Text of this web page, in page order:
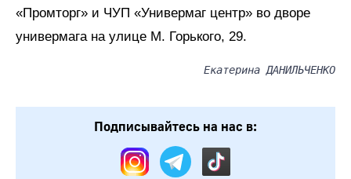
«Промторг» и ЧУП «Универмаг центр» во дворе
универмага на улице М. Горького, 29.
Екатерина ДАНИЛЬЧЕНКО
Подписывайтесь на нас в: